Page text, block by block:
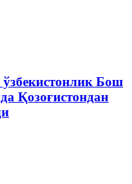
Бош
Қозоғистондан